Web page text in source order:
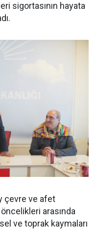
sigortasının hayata
çevre ve afet
arasında
ve toprak kaymaları